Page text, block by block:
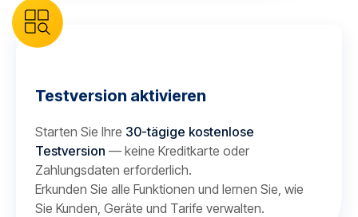
Testversion aktivieren
Starten Sie Ihre 30-tägige kostenlose
Testversion — keine Kreditkarte oder
Zahlungsdaten erforderlich.
Erkunden Sie alle Funktionen und lernen Sie, wie
Sie Kunden, Geräte und Tarife verwalten.